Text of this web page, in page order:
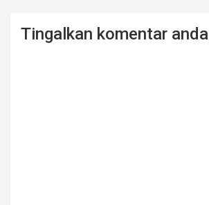
Tingalkan komentar anda